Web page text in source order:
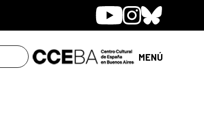
YoutubeInstagram
Bluesky
MENÚ